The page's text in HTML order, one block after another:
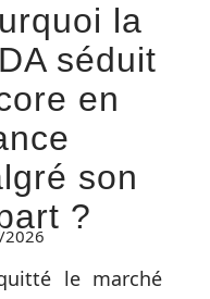
la
séduit
en
son
?
le marché